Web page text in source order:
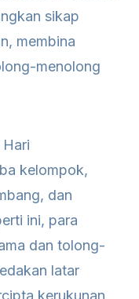
sikap
membina
menolong
kelompok,
dan
ini, para
dan tolong-
latar
kerukunan